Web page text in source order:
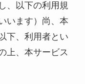
、以下の利用規
います）尚、本
下、利用者とい
上、本サービス